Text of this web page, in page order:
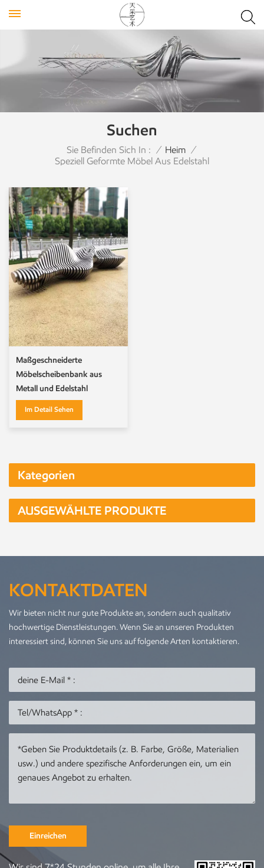
Suchen
Sie Befinden Sich In : / Heim /
Speziell Geformte Möbel Aus Edelstahl
Maßgeschneiderte
Möbelscheibenbank aus
Metall und Edelstahl
Im Detail Sehen
Kategorien
AUSGEWÄHLTE PRODUKTE
KONTAKTDATEN
Wir bieten nicht nur gute Produkte an, sondern auch qualitativ
hochwertige Dienstleistungen. Wenn Sie an unseren Produkten
interessiert sind, können Sie uns auf folgende Arten kontaktieren.
Einreichen